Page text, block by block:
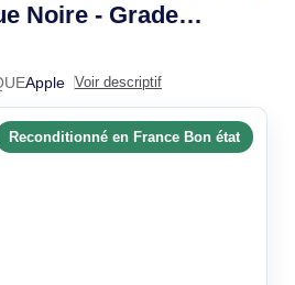
Noire - Grade
France Bon état
Apple Voir descriptif
Reconditionné en France Bon état